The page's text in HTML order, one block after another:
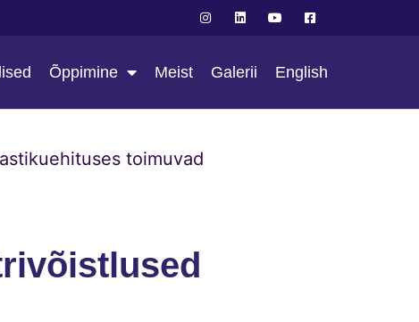
Õppimine Meist Galerii English
toimuvad